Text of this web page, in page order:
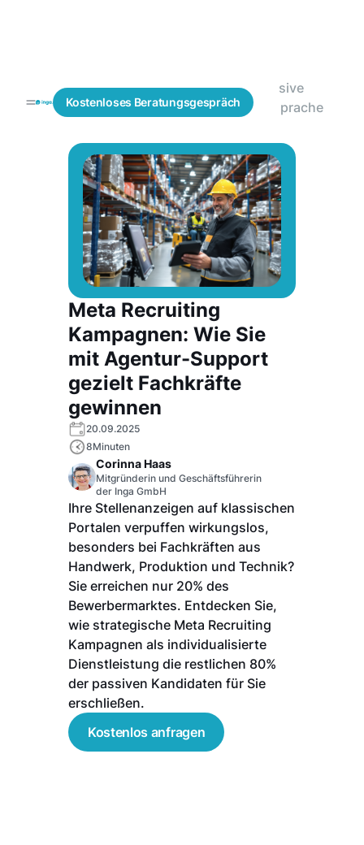
Kostenloses Beratungsgespräch
Blogs Mitarbeitergewinnung
Passive
Ansprache
Meta Recruiting
Kampagnen: Wie Sie
mit Agentur-Support
gezielt Fachkräfte
gewinnen
20.09.2025
8Minuten
Corinna Haas
Mitgründerin und Geschäftsführerin
der Inga GmbH
Ihre Stellenanzeigen auf klassischen
Portalen verpuffen wirkungslos,
besonders bei Fachkräften aus
Handwerk, Produktion und Technik?
Sie erreichen nur 20% des
Bewerbermarktes. Entdecken Sie,
wie strategische Meta Recruiting
Kampagnen als individualisierte
Dienstleistung die restlichen 80%
der passiven Kandidaten für Sie
erschließen.
Kostenlos anfragen